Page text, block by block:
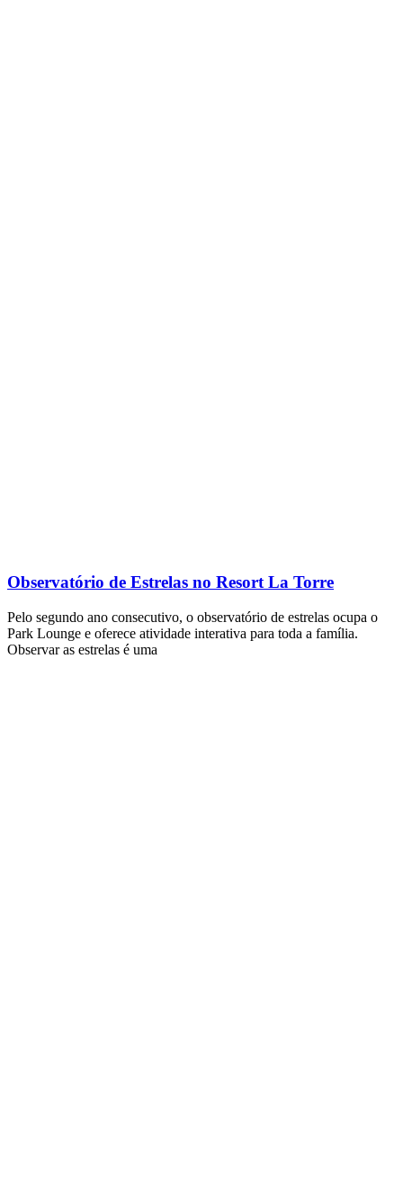
Observatório de Estrelas no Resort La Torre
Pelo segundo ano consecutivo, o observatório de estrelas ocupa o
Park Lounge e oferece atividade interativa para toda a família.
Observar as estrelas é uma